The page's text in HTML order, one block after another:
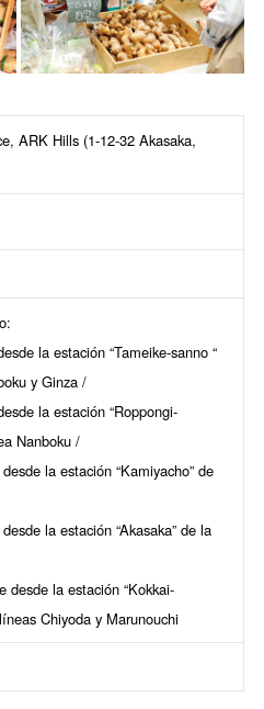
ARK Hills (1-12-32 Akasaka,
la estación “Tameike-sanno “
y Ginza /
la estación “Roppongi-
Nanboku /
la estación “Kamiyacho” de
la estación “Akasaka” de la
desde la estación “Kokkai-
Chiyoda y Marunouchi